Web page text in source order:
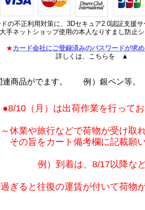
の不正利用対策に、3Dセキュア2.0認証支援サ
大手ネットショップ使用の本人なりすまし防止シ
★カード会社にご登録済みのパスワードが求め
詳しくは、こちらを ▲
関連商品がでます。 例）銀ペン等
●8/10（月）は出荷作業を行ってお
休業や旅行などで荷物が受け取
その旨をカート備考欄に記載願い
例）到着は、8/17以降な
ぎると往復の運賃が付いて荷物